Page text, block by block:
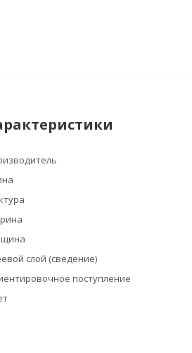
слой (сведение)
поступление